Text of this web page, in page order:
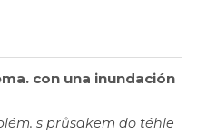
con una inundación
s průsakem do téhle